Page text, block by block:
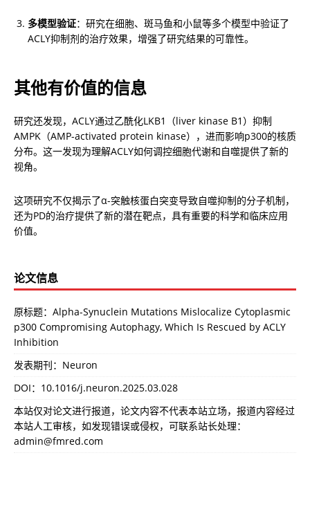
多模型验证：研究在细胞、斑马鱼和小鼠等多个模型中验证了
ACLY抑制剂的治疗效果，增强了研究结果的可靠性。
其他有价值的信息
研究还发现，ACLY通过乙酰化LKB1（liver kinase B1）抑制
AMPK（AMP-activated protein kinase），进而影响p300的核质
分布。这一发现为理解ACLY如何调控细胞代谢和自噬提供了新的
视角。
这项研究不仅揭示了α-突触核蛋白突变导致自噬抑制的分子机制，
还为PD的治疗提供了新的潜在靶点，具有重要的科学和临床应用
价值。
论文信息
原标题：Alpha-Synuclein Mutations Mislocalize Cytoplasmic
p300 Compromising Autophagy, Which Is Rescued by ACLY
Inhibition
发表期刊：Neuron
DOI： 10.1016/j.neuron.2025.03.028
本站仅对论文进行报道，论文内容不代表本站立场，报道内容经过
本站人工审核，如发现错误或侵权，可联系站长处理：
admin@fmred.com